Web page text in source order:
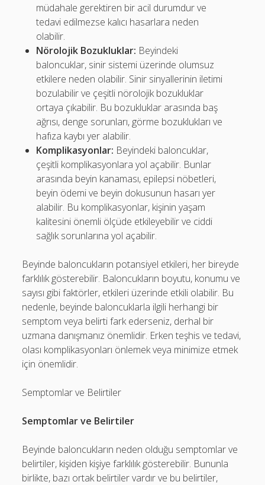
müdahale gerektiren bir acil durumdur ve
tedavi edilmezse kalıcı hasarlara neden
olabilir.
Nörolojik Bozukluklar: Beyindeki
baloncuklar, sinir sistemi üzerinde olumsuz
etkilere neden olabilir. Sinir sinyallerinin iletimi
bozulabilir ve çeşitli nörolojik bozukluklar
ortaya çıkabilir. Bu bozukluklar arasında baş
ağrısı, denge sorunları, görme bozuklukları ve
hafıza kaybı yer alabilir.
Komplikasyonlar: Beyindeki baloncuklar,
çeşitli komplikasyonlara yol açabilir. Bunlar
arasında beyin kanaması, epilepsi nöbetleri,
beyin ödemi ve beyin dokusunun hasarı yer
alabilir. Bu komplikasyonlar, kişinin yaşam
kalitesini önemli ölçüde etkileyebilir ve ciddi
sağlık sorunlarına yol açabilir.
Beyinde baloncukların potansiyel etkileri, her bireyde
farklılık gösterebilir. Baloncukların boyutu, konumu ve
sayısı gibi faktörler, etkileri üzerinde etkili olabilir. Bu
nedenle, beyinde baloncuklarla ilgili herhangi bir
semptom veya belirti fark ederseniz, derhal bir
uzmana danışmanız önemlidir. Erken teşhis ve tedavi,
olası komplikasyonları önlemek veya minimize etmek
için önemlidir.
Semptomlar ve Belirtiler
Semptomlar ve Belirtiler
Beyinde baloncukların neden olduğu semptomlar ve
belirtiler, kişiden kişiye farklılık gösterebilir. Bununla
birlikte, bazı ortak belirtiler vardır ve bu belirtiler,